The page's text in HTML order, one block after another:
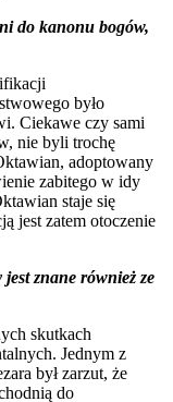
do kanonu bogów,
było
Ciekawe czy sami
nie byli trochę
adoptowany
zabitego w idy
staje się
jest zatem otoczenie
znane również ze
skutkach
Jednym z
był zarzut, że
do